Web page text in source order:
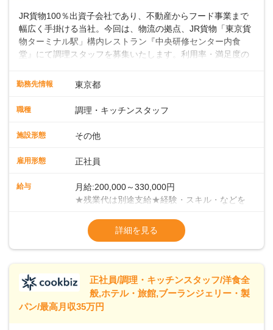
▼深夜勤務手当（22:00〜25%UP）
▼交通費支給（上限月10万円)
JR貨物100％出資子会社であり、不動産からフード事業まで
幅広く手掛ける当社。今回は、物流の拠点、JR貨物「東京貨
物ターミナル駅」構内レストラン『中央研修センター内食
堂』にて調理スタッフを募集いたします。利用率・満足度の
う！＜まずは調理スタッフとして＞入社後、あなたには調理
ます。まずは当店の仕事の流れ・お店のルールを把握してく
す。 ■チームワークがカギ！当店での調理方法は、給食等の
ようにチームで一度に大人数分の調理を手がけていく集団調
理です。メイン・副菜担当、揚げ物担当、ご飯担当、盛り付
＜徐々にマネジメントも学んでください＞業務に慣れてきた
ら、徐々にマネジメント業務をお任せしていきます。パート
ることになりますので、お店を作っていく面白さを味わえま
すよ！＜将来はキャリアアップも＞まずは、1年間での一人立
も可能です。
勤務先情報 東京都
職種 調理・キッチンスタッフ
施設形態 その他
雇用形態 正社員
給与
月給:200,000～330,000円
★残業代は別途支給★経験・スキル・などを
（2023年度実績：3.8ヶ月分支給）★昇給年
1回（55歳まで）＜年収例＞年収380万円／
入社5年／40歳年収400万円／入社3年／48歳
年収460万円／入社7年／51歳
※試用期間3ヶ月あり（給与・待遇変動な
詳細を見る
正社員/調理・キッチンスタッフ/洋食全
般,ホテル・旅館,ブーランジェリー・製
パン/最高月収35万円